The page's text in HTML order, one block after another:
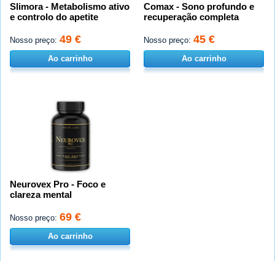
Slimora - Metabolismo ativo
e controlo do apetite
Nosso preço: 49 €
Ao carrinho
Comax - Sono profundo e
recuperação completa
Nosso preço: 45 €
Ao carrinho
Neurovex Pro - Foco e
clareza mental
Nosso preço: 69 €
Ao carrinho